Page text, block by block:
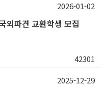
외파견 교환학생 모집
42301
2026-01-02
2025-12-29